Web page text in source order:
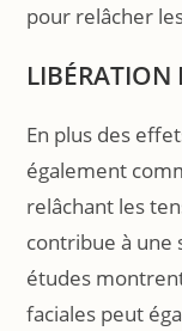
pour relâcher
LIBÉRATION
En plus des
également
relâchant les
contribue à une
études
faciales peut